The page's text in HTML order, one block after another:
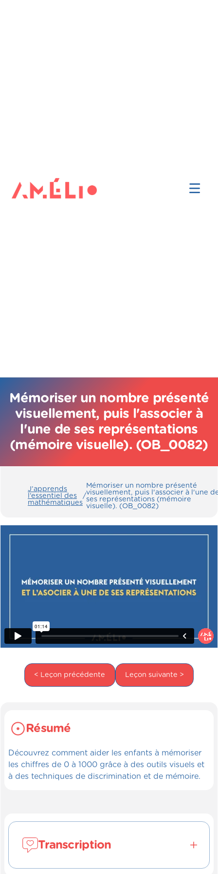
Mémoriser un nombre présenté
visuellement, puis l'associer à
l'une de ses représentations
(mémoire visuelle). (OB_0082)
J’apprends
l’essentiel des
mathématiques
/
Mémoriser un nombre présenté
visuellement, puis l'associer à l'une
ses représentations (mémoire
visuelle). (OB_0082)
< Leçon précédente Leçon suivante >
Résumé
Découvrez comment aider les enfants à mémoriser
les chiffres de 0 à 1000 grâce à des outils visuels et
à des techniques de discrimination et de mémoire.
Transcription